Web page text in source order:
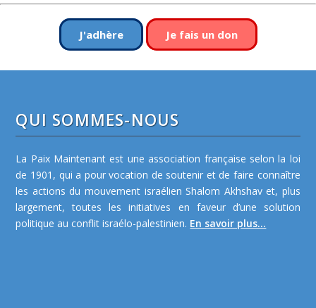
J'adhère Je fais un don
QUI SOMMES-NOUS
La Paix Maintenant est une association française selon la loi
de 1901, qui a pour vocation de soutenir et de faire connaître
les actions du mouvement israélien Shalom Akhshav et, plus
largement, toutes les initiatives en faveur d’une solution
politique au conflit israélo-palestinien. En savoir plus...